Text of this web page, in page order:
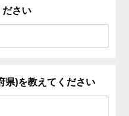
ださい
県)を教えてください